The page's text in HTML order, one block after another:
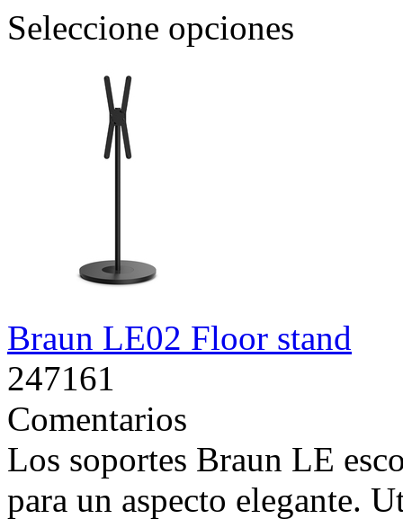
Seleccione opciones
Braun LE02 Floor stand
247161
Comentarios
Los soportes Braun LE
para un aspecto elegante.